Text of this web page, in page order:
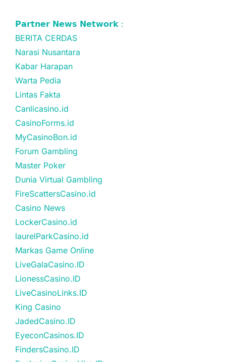
𝗣𝗮𝗿𝘁𝗻𝗲𝗿 𝗡𝗲𝘄𝘀 𝗡𝗲𝘁𝘄𝗼𝗿𝗸 :
BERITA CERDAS
Narasi Nusantara
Kabar Harapan
Warta Pedia
Lintas Fakta
Canlicasino.id
CasinoForms.id
MyCasinoBon.id
Forum Gambling
Master Poker
Dunia Virtual Gambling
FireScattersCasino.id
Casino News
LockerCasino.id
laurelParkCasino.id
Markas Game Online
LiveGalaCasino.ID
LionessCasino.ID
LiveCasinoLinks.ID
King Casino
JadedCasino.ID
EyeconCasinos.ID
FindersCasino.ID